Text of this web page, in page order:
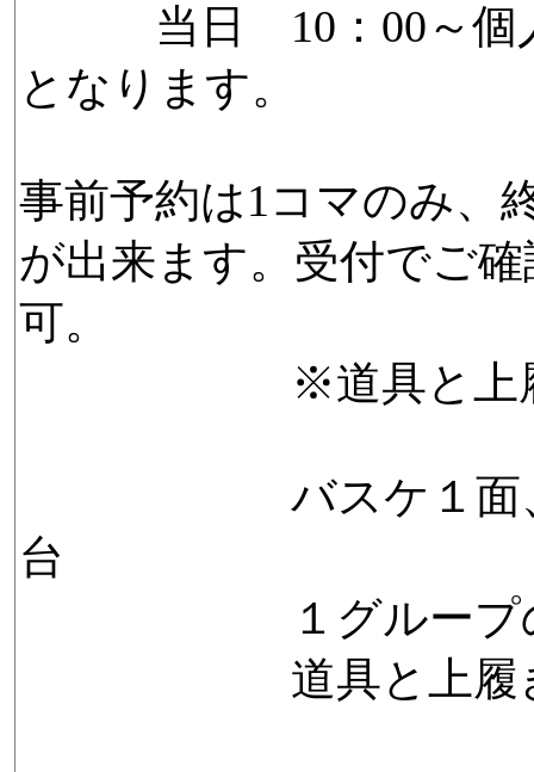
当日 10：00～個人
となります。
事前予約は1コマのみ、
が出来ます。受付でご
可。
※道具と上履き
バスケ１面、バ
台
１グループの最
道具と上履きを